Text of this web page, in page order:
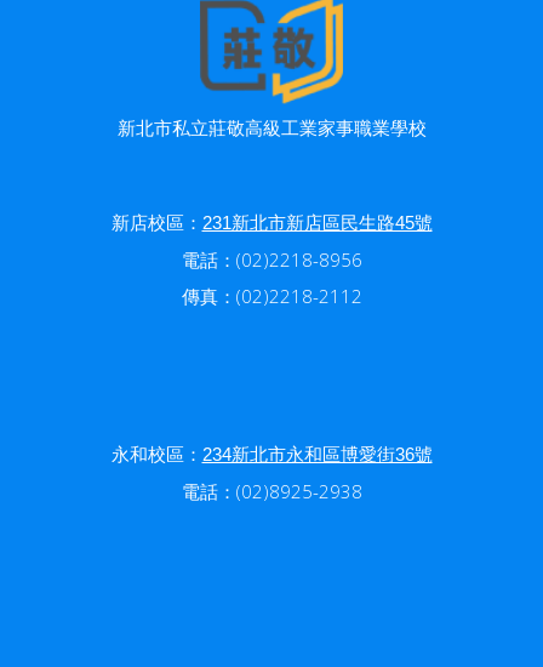
新北市私立莊敬高級工業家事職業學校
新店校區： 231新北市新店區民生路45號
電話：(02)2218-8956
傳真：(02)2218-2112
永和校區： 234新北市永和區博愛街36號
電話：(02)8925-2938